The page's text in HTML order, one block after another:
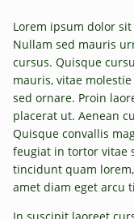
Lorem ipsum dolor
Nullam sed mauris
cursus. Quisque
mauris, vitae
sed ornare. Proin
placerat ut. Aenean
Quisque convallis
feugiat in tortor vitae
tincidunt quam
amet diam eget arcu